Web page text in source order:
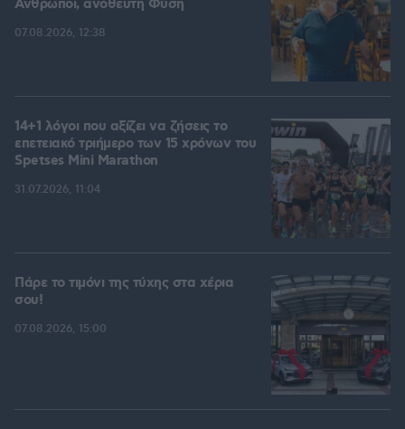
Άνθρωποι, ανόθευτη Φύση
07.08.2026, 12:38
14+1 λόγοι που αξίζει να ζήσεις το
επετειακό τριήμερο των 15 χρόνων του
Spetses Mini Marathon
31.07.2026, 11:04
Πάρε το τιμόνι της τύχης στα χέρια
σου!
07.08.2026, 15:00